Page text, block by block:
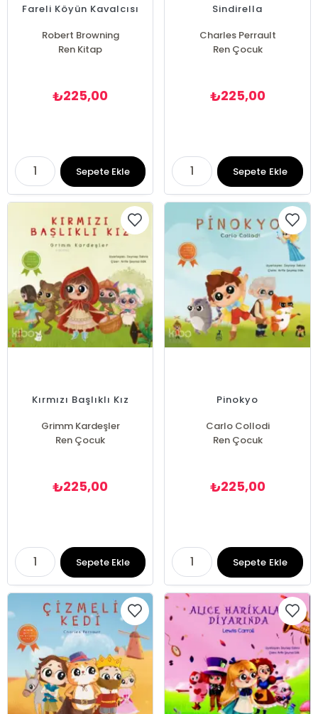
Fareli Köyün Kavalcısı
Robert Browning
Ren Kitap
₺225,00
Sepete Ekle
Sindirella
Charles Perrault
Ren Çocuk
₺225,00
Sepete Ekle
Kırmızı Başlıklı Kız
Grimm Kardeşler
Ren Çocuk
₺225,00
Sepete Ekle
Pinokyo
Carlo Collodi
Ren Çocuk
₺225,00
Sepete Ekle